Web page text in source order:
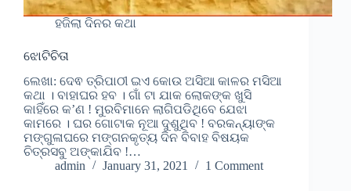
ହଜିଲା ଦିନର କଥା
ଝୋଟିଚିତା
ଲେଖା: ଦେଵ ତ୍ରିପାଠୀ ଇଏ କୋଉ ଅସିଆ କାଳର ମସିଆ
କଥା । ବାହାଘର ହବ । ଗାଁ ଟା ଯାକ ଲୋକଙ୍କ ଖୁସି
କାହିଁରେ କ’ଣ ! ମୁରବିମାନେ ଲାଗିପଡିଥିବେ ଯେଝା
କାମରେ । ଘର ଗୋଟାକ ନୂଆ ଦୁଶୁଥିବ ! ବରକନ୍ୟାଙ୍କ
ମଙ୍ଗୁଳାଘରେ ମଙ୍ଗନକୃତ୍ୟ ଦିନ ବିବାହ ବିଷୟକ
ଚିତ୍ରସବୁ ଅଙ୍କାଯିବ !…
admin
January 31, 2021 1 Comment